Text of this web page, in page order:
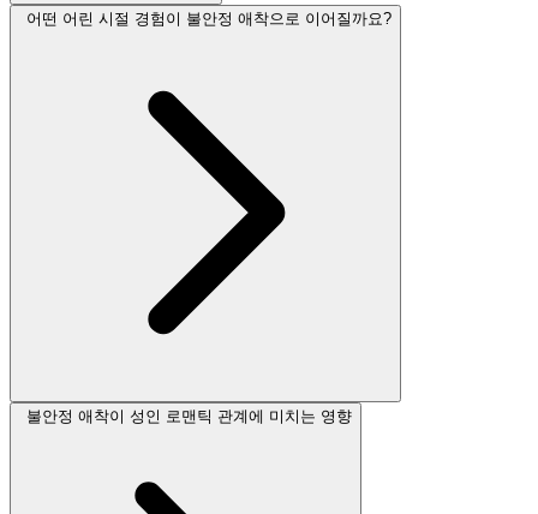
어떤 어린 시절 경험이 불안정 애착으로 이어질까요?
불안정 애착이 성인 로맨틱 관계에 미치는 영향